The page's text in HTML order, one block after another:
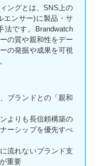
ングとは、SNS上の
エンサー)に製品・サ
法です。Brandwatch
の質や親和性をデー
の発掘や成果を可視
ブランドとの「親和
よりも長信頼構築の
ーシップを優先すべ
流れないブランド支
重要